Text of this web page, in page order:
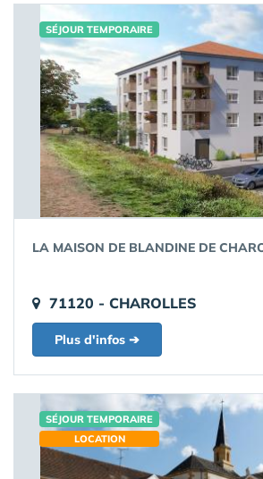
SÉJOUR TEMPORAIRE
LA MAISON DE BLANDINE DE
71120 - CHAROLLES
Plus d'infos ➔
SÉJOUR TEMPORAIRE
LOCATION